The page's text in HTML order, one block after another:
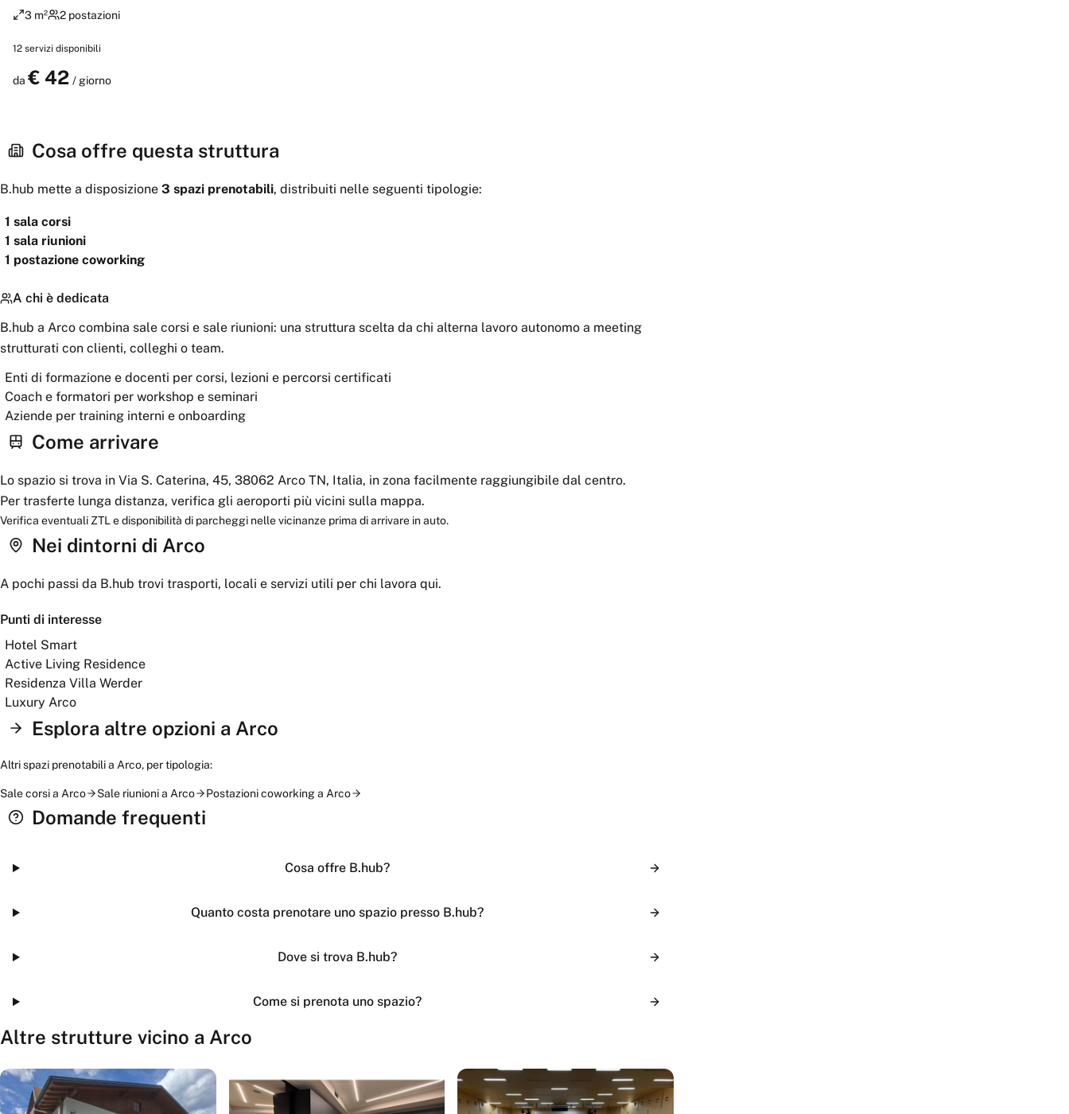
Room con distributori e microonde, oltre a corrente,
richiesta sono disponibili stampante, sale meeting, monitor
27" e armadietto privato.
3 m² 2 postazioni
12 servizi disponibili
da € 42 / giorno
Cosa offre questa struttura
B.hub mette a disposizione 3 spazi prenotabili, distribuiti nelle seguenti tipologie:
1 sala corsi
1 sala riunioni
1 postazione coworking
A chi è dedicata
B.hub a Arco combina sale corsi e sale riunioni: una struttura scelta da chi alterna lavoro autonomo a meeting
strutturati con clienti, colleghi o team.
Enti di formazione e docenti per corsi, lezioni e percorsi certificati
Coach e formatori per workshop e seminari
Aziende per training interni e onboarding
Come arrivare
Lo spazio si trova in Via S. Caterina, 45, 38062 Arco TN, Italia, in zona facilmente raggiungibile dal centro.
Per trasferte lunga distanza, verifica gli aeroporti più vicini sulla mappa.
Verifica eventuali ZTL e disponibilità di parcheggi nelle vicinanze prima di arrivare in auto.
Nei dintorni di Arco
A pochi passi da B.hub trovi trasporti, locali e servizi utili per chi lavora qui.
Punti di interesse
Hotel Smart
Active Living Residence
Residenza Villa Werder
Luxury Arco
Esplora altre opzioni a Arco
Altri spazi prenotabili a Arco, per tipologia:
Sale corsia Arco Sale riunionia Arco Postazioni coworkinga Arco
Domande frequenti
Cosa offre B.hub?
Quanto costa prenotare uno spazio presso B.hub?
Dove si trova B.hub?
Come si prenota uno spazio?
Altre strutture vicino a Arco